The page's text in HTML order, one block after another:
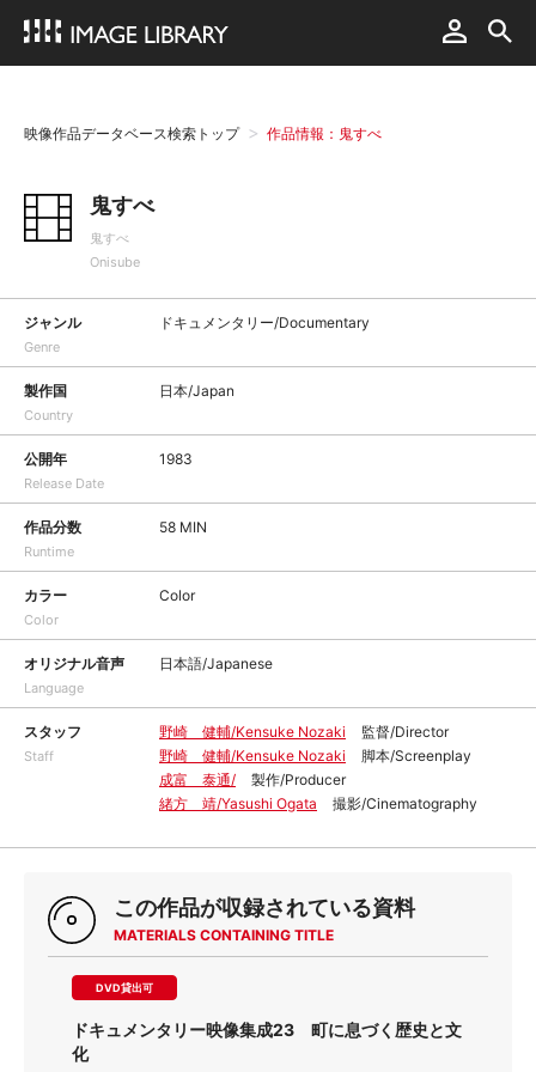
映像作品データベース検索トップ 作品情報：鬼すべ
鬼すべ
鬼すべ
Onisube
ジャンル
Genre
ドキュメンタリー/Documentary
製作国
Country
日本/Japan
公開年
Release Date
1983
作品分数
Runtime
58 MIN
カラー
Color
Color
オリジナル音声
Language
日本語/Japanese
スタッフ
Staff
野崎 健輔/Kensuke Nozaki
監督/Director
野崎 健輔/Kensuke Nozaki
脚本/Screenplay
成富 泰通/
製作/Producer
緒方 靖/Yasushi Ogata
撮影/Cinematography
この作品が収録されている資料
MATERIALS CONTAINING TITLE
DVD貸出可
ドキュメンタリー映像集成23 町に息づく歴史と文
化